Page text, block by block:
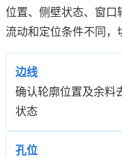
位置、侧壁状态、窗口
流动和定位条件不同，
边线
确认轮廓位置及余料
状态
孔位